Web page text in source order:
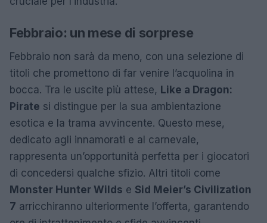
Febbraio: un mese di sorprese
Febbraio non sarà da meno, con una selezione di
titoli che promettono di far venire l’acquolina in
bocca. Tra le uscite più attese, Like a Dragon:
Pirate si distingue per la sua ambientazione
esotica e la trama avvincente. Questo mese,
dedicato agli innamorati e al carnevale,
rappresenta un’opportunità perfetta per i giocatori
di concedersi qualche sfizio. Altri titoli come
Monster Hunter Wilds e Sid Meier’s Civilization
7 arricchiranno ulteriormente l’offerta, garantendo